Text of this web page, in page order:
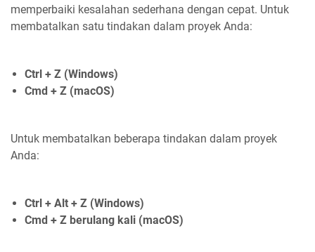
memperbaiki kesalahan sederhana dengan cepat. Untuk
membatalkan satu tindakan dalam proyek Anda:
Ctrl + Z (Windows)
Cmd + Z (macOS)
Untuk membatalkan beberapa tindakan dalam proyek
Anda:
Ctrl + Alt + Z (Windows)
Cmd + Z berulang kali (macOS)